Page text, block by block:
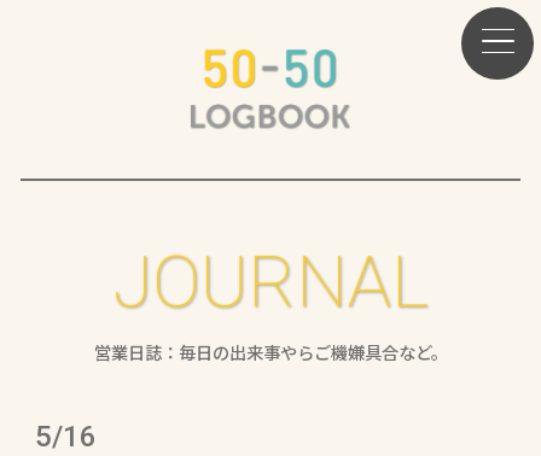
JOURNAL
営業日誌：毎日の出来事やらご機嫌具合など。
5/16